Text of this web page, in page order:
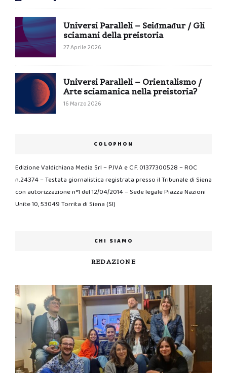
Universi Paralleli – Seiđmađur / Gli
sciamani della preistoria
27 Aprile 2026
Universi Paralleli – Orientalismo /
Arte sciamanica nella preistoria?
16 Marzo 2026
COLOPHON
Edizione Valdichiana Media Srl – P.IVA e C.F. 01377300528 – ROC
n.24374 – Testata giornalistica registrata presso il Tribunale di Siena
con autorizzazione n°1 del 12/04/2014 – Sede legale Piazza Nazioni
Unite 10, 53049 Torrita di Siena (SI)
CHI SIAMO
REDAZIONE